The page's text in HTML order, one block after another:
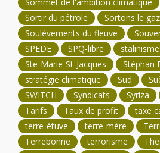
Sortir du pétrole
Sortons le gaz
Soulèvements du fleuve
SPEDE
SPQ-libre stalinisme
Ste-Marie-St-Jacques
Stéphan
stratégie climatique
Sud
SWITCH
Syndicats Syriza
Tarifs
Taux de profit
taxe
terre-étuve
terre-mère
Terrebonne
terrorisme